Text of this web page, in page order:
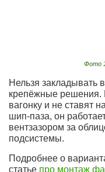
Фото
Нельзя закладывать
крепёжные решения.
вагонку и не ставят
шип-паза, он
вентзазором за
подсистемы.
Подробнее о
статье про монтаж